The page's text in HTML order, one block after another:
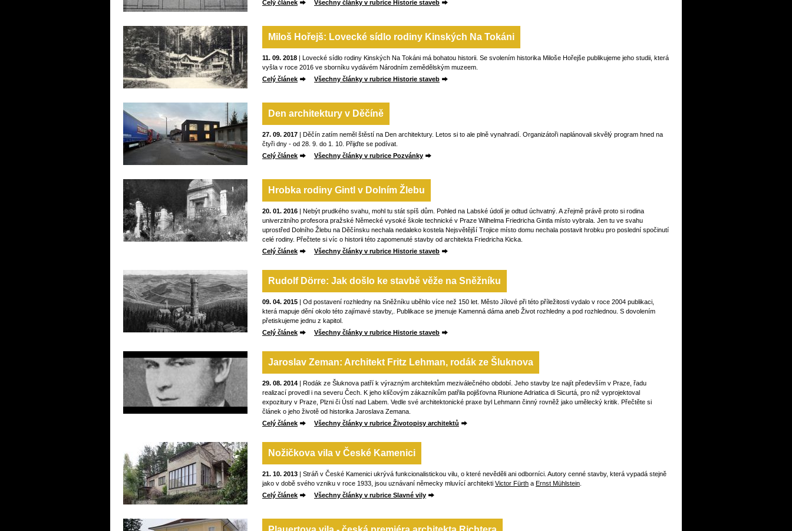
Celý článek
Všechny články v rubrice Historie staveb
Miloš Hořejš: Lovecké sídlo rodiny Kinských Na Tokáni
11. 09. 2018 | Lovecké sídlo rodiny Kinských Na Tokáni má bohatou historii. Se svolením historika Miloše Hořejše publikujeme jeho studii, která
vyšla v roce 2016 ve sborníku vydávém Národním zemědělským muzeem.
Celý článek
Všechny články v rubrice Historie staveb
Den architektury v Děčíně
27. 09. 2017 | Děčín zatím neměl štěstí na Den architektury. Letos si to ale plně vynahradí. Organizátoři naplánovali skvělý program hned na
čtyři dny - od 28. 9. do 1. 10. Přijďte se podívat.
Celý článek
Všechny články v rubrice Pozvánky
Hrobka rodiny Gintl v Dolním Žlebu
20. 01. 2016 | Nebýt prudkého svahu, mohl tu stát spíš dům. Pohled na Labské údolí je odtud úchvatný. A zřejmě právě proto si rodina
univerzitního profesora pražské Německé vysoké škole technické v Praze Wilhelma Friedricha Gintla místo vybrala. Jen tu ve svahu
uprostřed Dolního Žlebu na Děčínsku nechala nedaleko kostela Nejsvětější Trojice místo domu nechala postavit hrobku pro poslední spočinutí
celé rodiny. Přečtete si víc o historii této zapomenuté stavby od architekta Friedricha Kicka.
Celý článek
Všechny články v rubrice Historie staveb
Rudolf Dörre: Jak došlo ke stavbě věže na Sněžníku
09. 04. 2015 | Od postavení rozhledny na Sněžníku uběhlo více než 150 let. Město Jílové při této příležitosti vydalo v roce 2004 publikaci,
která mapuje dění okolo této zajímavé stavby,. Publikace se jmenuje Kamenná dáma aneb Život rozhledny a pod rozhlednou. S dovolením
přetiskujeme jednu z kapitol.
Celý článek
Všechny články v rubrice Historie staveb
Jaroslav Zeman: Architekt Fritz Lehman, rodák ze Šluknova
29. 08. 2014 | Rodák ze Šluknova patří k výrazným architektům meziválečného období. Jeho stavby lze najít především v Praze, řadu
realizací provedl i na severu Čech. K jeho klíčovým zákazníkům patřila pojišťovna Riunione Adriatica di Sicurtá, pro niž vyprojektoval
expozitury v Praze, Plzni či Ústí nad Labem. Vedle své architektonické praxe byl Lehmann činný rovněž jako umělecký kritik. Přečtěte si
článek o jeho životě od historika Jaroslava Zemana.
Celý článek
Všechny články v rubrice Životopisy architektů
Nožičkova vila v České Kamenici
21. 10. 2013 | Stráň v České Kamenici ukrývá funkcionalistickou vilu, o které nevěděli ani odborníci. Autory cenné stavby, která vypadá stejně
jako v době svého vzniku v roce 1933, jsou uznávaní německy mluvící architekti Victor Fürth a Ernst Mühlstein
Celý článek
Všechny články v rubrice Slavné vily